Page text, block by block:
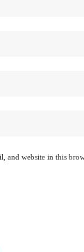
and website in this